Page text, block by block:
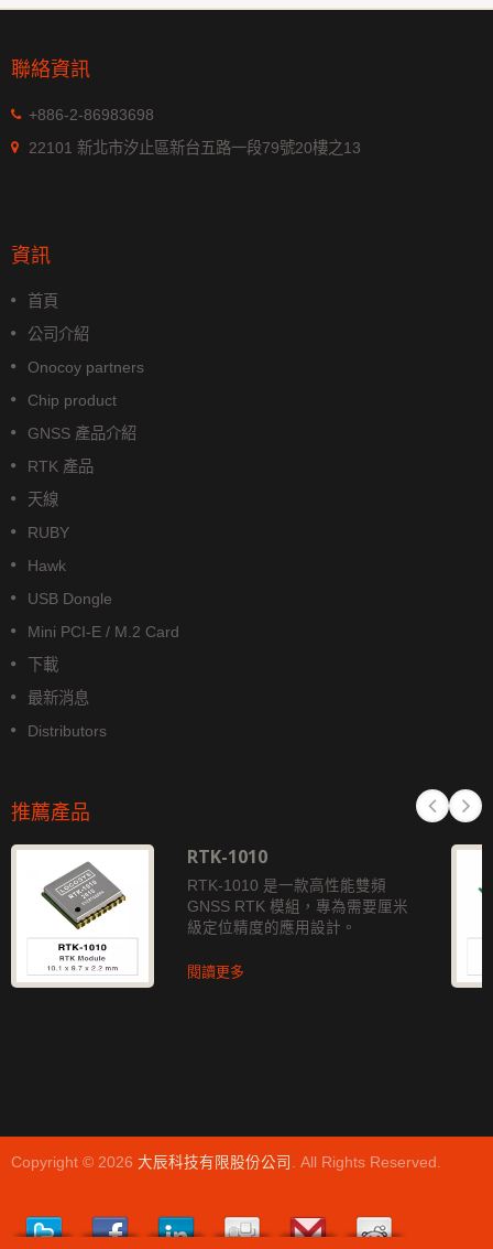
聯絡資訊
+886-2-86983698
22101 新北市汐止區新台五路一段79號20樓之13
資訊
首頁
公司介紹
Onocoy partners
Chip product
GNSS 產品介紹
RTK 產品
天線
RUBY
Hawk
USB Dongle
Mini PCI-E / M.2 Card
下載
最新消息
Distributors
推薦產品
RTK-1010
RTK-1010 是一款高性能雙頻
GNSS RTK 模組，專為需要厘米
級定位精度的應用設計。
閱讀更多
Copyright © 2026 大辰科技有限股份公司 . All Rights Reserved.